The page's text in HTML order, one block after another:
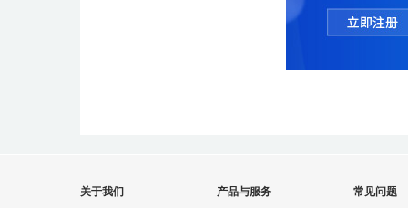
关于我们 产品与服务 常见问题